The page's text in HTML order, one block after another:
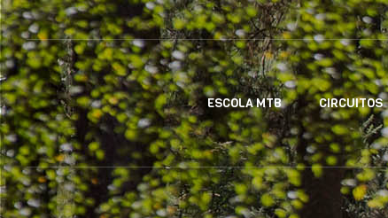
ESCOLA MTB CIRCUITOS